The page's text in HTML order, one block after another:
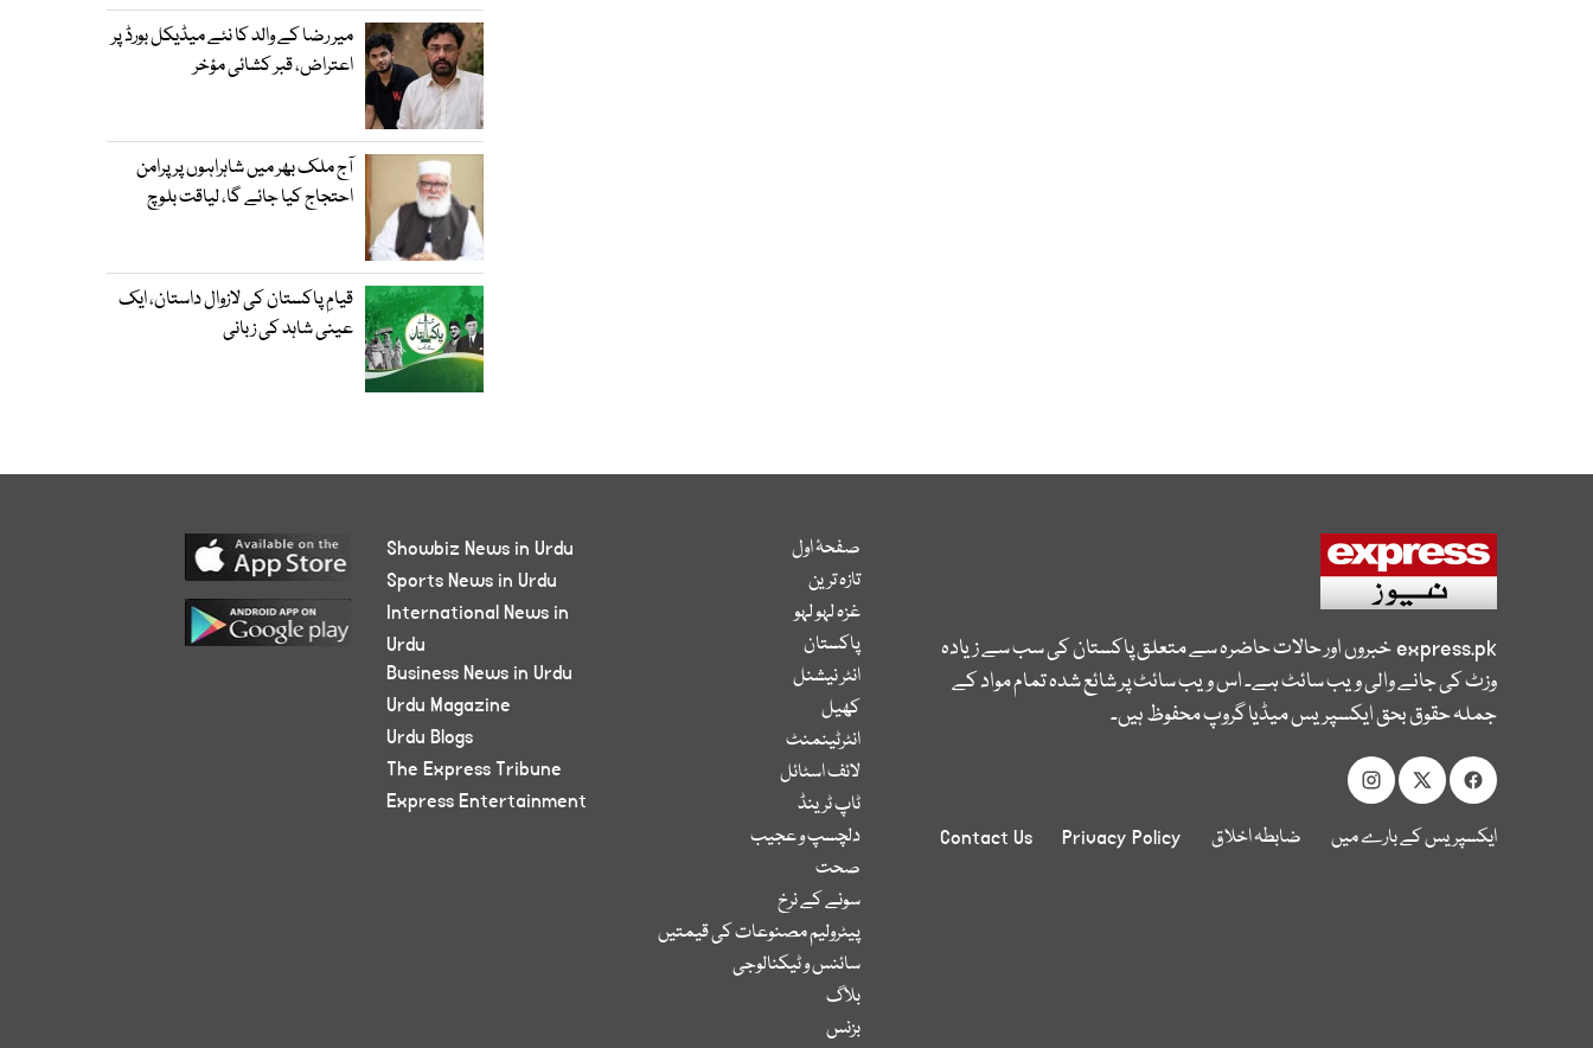
میر رضا کے والد کا نئے میڈیکل بورڈ پر
اعتراض، قبر کشائی مؤخر
آج ملک بھر میں شاہراہوں پر پرامن
احتجاج کیا جائے گا، لیاقت بلوچ
قیامِ پاکستان کی لازوال داستان، ایک
عینی شاہد کی زبانی
express.pkخبروں اور حالات حاضرہ سے متعلق پاکستان کی سب سے زیادہ
وزٹ کی جانے والی ویب سائٹ ہے۔ اس ویب سائٹ پر شائع شدہ تمام مواد کے
جملہ حقوق بحق ایکسپریس میڈیا گروپ محفوظ ہیں۔
ایکسپریس کے بارے میں ضابطہ اخلاق Privacy Policy
Contact Us
صفحۂ اول
تازہ ترین
غزہ لہو لہو
پاکستان
انٹر نیشنل
کھیل
انٹرٹینمنٹ
لائف اسٹائل
ٹاپ ٹرینڈ
دلچسپ و عجیب
صحت
سونے کے نرخ
پیٹرولیم مصنوعات کی قیمتیں
سائنس و ٹیکنالوجی
بلاگ
بزنس
Showbiz News in Urdu
Sports News in Urdu
International News in
Urdu
Business News in Urdu
Urdu Magazine
Urdu Blogs
The Express Tribune
Express Entertainment